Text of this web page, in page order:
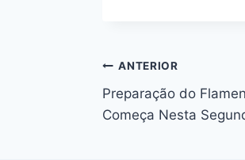
Navegação
de
ANTERIOR
Preparação do
Começa Nesta